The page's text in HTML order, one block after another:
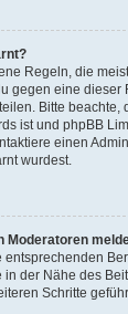
Regeln, die
gegen eine dieser
Bitte beachte,
ist und phpBB
einen
wurdest.
Moderatoren
entsprechenden
der Nähe des
Schritte